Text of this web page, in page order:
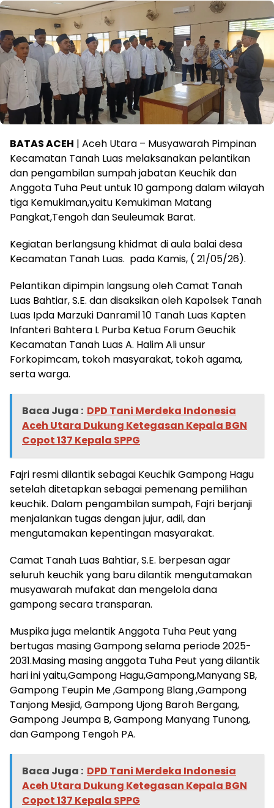
BATAS ACEH | Aceh Utara – Musyawarah Pimpinan
Kecamatan Tanah Luas melaksanakan pelantikan
dan pengambilan sumpah jabatan Keuchik dan
Anggota Tuha Peut untuk 10 gampong dalam wilayah
tiga Kemukiman,yaitu Kemukiman Matang
Pangkat,Tengoh dan Seuleumak Barat.
Kegiatan berlangsung khidmat di aula balai desa
Kecamatan Tanah Luas. pada Kamis, ( 21/05/26).
Pelantikan dipimpin langsung oleh Camat Tanah
Luas Bahtiar, S.E. dan disaksikan oleh Kapolsek Tanah
Luas Ipda Marzuki Danramil 10 Tanah Luas Kapten
Infanteri Bahtera L Purba Ketua Forum Geuchik
Kecamatan Tanah Luas A. Halim Ali unsur
Forkopimcam, tokoh masyarakat, tokoh agama,
serta warga.
Baca Juga : DPD Tani Merdeka Indonesia
Aceh Utara Dukung Ketegasan Kepala BGN
Copot 137 Kepala SPPG
Fajri resmi dilantik sebagai Keuchik Gampong Hagu
setelah ditetapkan sebagai pemenang pemilihan
keuchik. Dalam pengambilan sumpah, Fajri berjanji
menjalankan tugas dengan jujur, adil, dan
mengutamakan kepentingan masyarakat.
Camat Tanah Luas Bahtiar, S.E. berpesan agar
seluruh keuchik yang baru dilantik mengutamakan
musyawarah mufakat dan mengelola dana
gampong secara transparan.
Muspika juga melantik Anggota Tuha Peut yang
bertugas masing Gampong selama periode 2025-
2031.Masing masing anggota Tuha Peut yang dilantik
hari ini yaitu,Gampong Hagu,Gampong,Manyang SB,
Gampong Teupin Me ,Gampong Blang ,Gampong
Tanjong Mesjid, Gampong Ujong Baroh Bergang,
Gampong Jeumpa B, Gampong Manyang Tunong,
dan Gampong Tengoh PA.
Baca Juga : DPD Tani Merdeka Indonesia
Aceh Utara Dukung Ketegasan Kepala BGN
Copot 137 Kepala SPPG